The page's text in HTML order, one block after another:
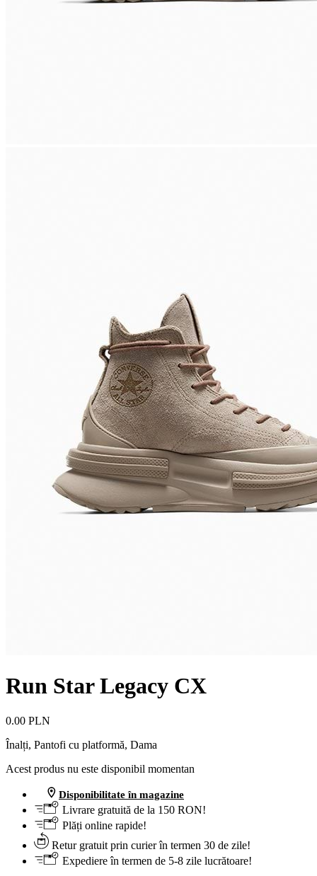
Run Star Legacy CX
0.00 PLN
Înalți, Pantofi cu platformă, Dama
Acest produs nu este disponibil momentan
Disponibilitate în magazine
Livrare gratuită de la 150 RON!
Plăți online rapide!
Retur gratuit prin curier în termen 30 de zile!
Expediere în termen de 5-8 zile lucrătoare!